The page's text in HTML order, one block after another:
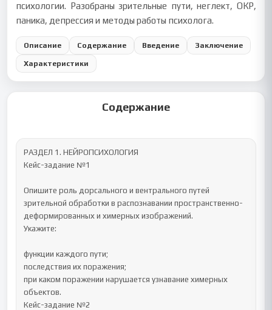
психологии. Разобраны зрительные пути, неглект, ОКР,
паника, депрессия и методы работы психолога.
Описание Содержание Введение Заключение
Характеристики
Содержание
РАЗДЕЛ 1. НЕЙРОПСИХОЛОГИЯ
Кейс-задание №1
Опишите роль дорсального и вентрального путей
зрительной обработки в распознавании пространственно-
деформированных и химерных изображений.
Укажите:
функции каждого пути;
последствия их поражения;
при каком поражении нарушается узнавание химерных
объектов.
Кейс-задание №2